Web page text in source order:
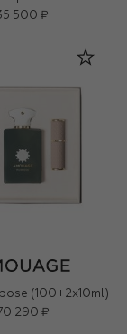
500 ₽
(100+2x10ml)
290 ₽